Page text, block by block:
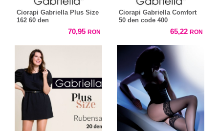
Ciorapi Gabriella Plus Size
162 60 den
70,95 RON
Ciorapi Gabriella Comfort
50 den code 400
65,22 RON